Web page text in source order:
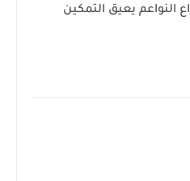
النواعم يعيق التمكين